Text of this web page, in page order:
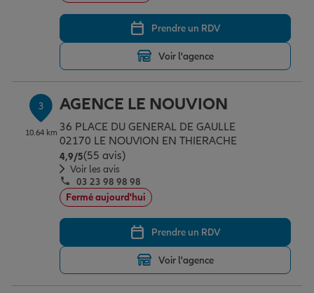
Garantie des accidents de la vie
Assurance scolaire
Protection juridique
Tous nos devis d'assurance
Prendre un RDV
Voir l'agence
3
10.64 km
AGENCE LE NOUVION
36 PLACE DU GENERAL DE GAULLE
02170 LE NOUVION EN THIERACHE
4,9/5Note de 4.9 sur 5
(55 avis)
Voir les avis
03 23 98 98 98
Fermé aujourd'hui
Prendre un RDV
Voir l'agence